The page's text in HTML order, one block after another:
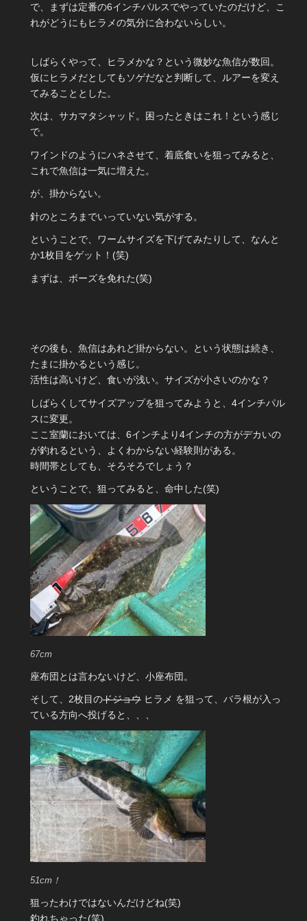
で、まずは定番の6インチパルスでやっていたのだけど、こ
れがどうにもヒラメの気分に合わないらしい。
しばらくやって、ヒラメかな？という微妙な魚信が数回。
仮にヒラメだとしてもソゲだなと判断して、ルアーを変え
てみることとした。
次は、サカマタシャッド。困ったときはこれ！という感じ
で。
ワインドのようにハネさせて、着底食いを狙ってみると、
これで魚信は一気に増えた。
が、掛からない。
針のところまでいっていない気がする。
ということで、ワームサイズを下げてみたりして、なんと
か1枚目をゲット！(笑)
まずは、ボーズを免れた(笑)
その後も、魚信はあれど掛からない。という状態は続き、
たまに掛かるという感じ。
活性は高いけど、食いが浅い。サイズが小さいのかな？
しばらくしてサイズアップを狙ってみようと、4インチパル
スに変更。
ここ室蘭においては、6インチより4インチの方がデカいの
が釣れるという、よくわからない経験則がある。
時間帯としても、そろそろでしょう？
ということで、狙ってみると、命中した(笑)
67cm
座布団とは言わないけど、小座布団。
そして、2枚目のドジョウ ヒラメ を狙って、バラ根が入っ
ている方向へ投げると、、、
51cm！
狙ったわけではないんだけどね(笑)
釣れちゃった(笑)